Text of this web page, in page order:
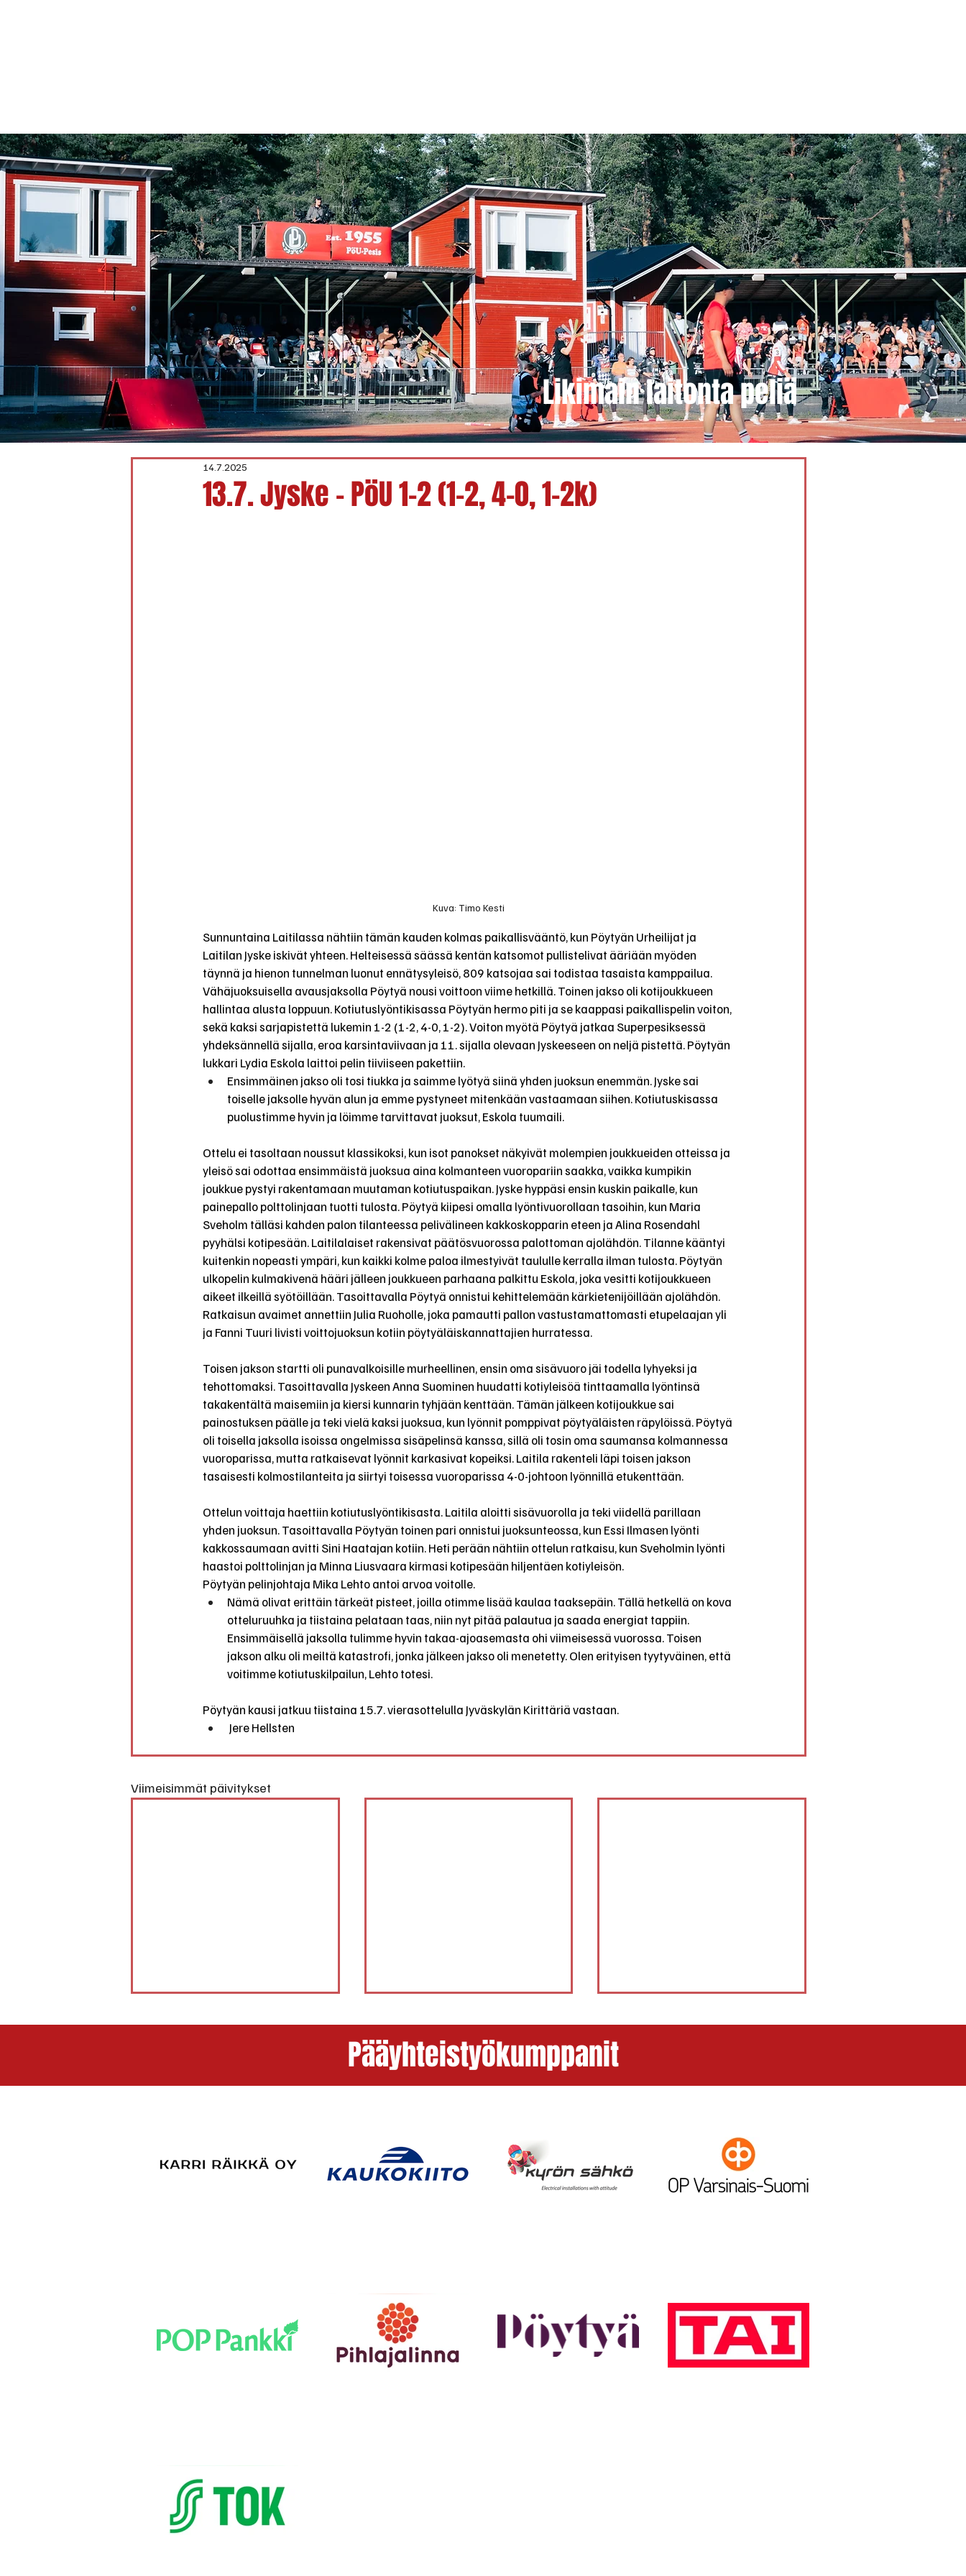
13.7. Jyske - PöU 1-2 (1-2, 4-0, 1-2k)
14.7.2025
Kuva: Timo Kesti
Sunnuntaina Laitilassa nähtiin tämän kauden kolmas paikallisvääntö, kun Pöytyän Urheilijat ja
Laitilan Jyske iskivät yhteen. Helteisessä säässä kentän katsomot pullistelivat ääriään myöden
täynnä ja hienon tunnelman luonut ennätysyleisö, 809 katsojaa sai todistaa tasaista kamppailua.
Vähäjuoksuisella avausjaksolla Pöytyä nousi voittoon viime hetkillä. Toinen jakso oli kotijoukkueen
hallintaa alusta loppuun. Kotiutuslyöntikisassa Pöytyän hermo piti ja se kaappasi paikallispelin voiton,
sekä kaksi sarjapistettä lukemin 1-2 (1-2, 4-0, 1-2). Voiton myötä Pöytyä jatkaa Superpesiksessä
yhdeksännellä sijalla, eroa karsintaviivaan ja 11. sijalla olevaan Jyskeeseen on neljä pistettä. Pöytyän
lukkari Lydia Eskola laittoi pelin tiiviiseen pakettiin.
Ensimmäinen jakso oli tosi tiukka ja saimme lyötyä siinä yhden juoksun enemmän. Jyske sai
toiselle jaksolle hyvän alun ja emme pystyneet mitenkään vastaamaan siihen. Kotiutuskisassa
puolustimme hyvin ja löimme tarvittavat juoksut, Eskola tuumaili.
Ottelu ei tasoltaan noussut klassikoksi, kun isot panokset näkyivät molempien joukkueiden otteissa ja
yleisö sai odottaa ensimmäistä juoksua aina kolmanteen vuoropariin saakka, vaikka kumpikin
joukkue pystyi rakentamaan muutaman kotiutuspaikan. Jyske hyppäsi ensin kuskin paikalle, kun
painepallo polttolinjaan tuotti tulosta. Pöytyä kiipesi omalla lyöntivuorollaan tasoihin, kun Maria
Sveholm tälläsi kahden palon tilanteessa pelivälineen kakkoskopparin eteen ja Alina Rosendahl
pyyhälsi kotipesään. Laitilalaiset rakensivat päätösvuorossa palottoman ajolähdön. Tilanne kääntyi
kuitenkin nopeasti ympäri, kun kaikki kolme paloa ilmestyivät taululle kerralla ilman tulosta. Pöytyän
ulkopelin kulmakivenä hääri jälleen joukkueen parhaana palkittu Eskola, joka vesitti kotijoukkueen
aikeet ilkeillä syötöillään. Tasoittavalla Pöytyä onnistui kehittelemään kärkietenijöillään ajolähdön.
Ratkaisun avaimet annettiin Julia Ruoholle, joka pamautti pallon vastustamattomasti etupelaajan yli
ja Fanni Tuuri livisti voittojuoksun kotiin pöytyäläiskannattajien hurratessa.
Toisen jakson startti oli punavalkoisille murheellinen, ensin oma sisävuoro jäi todella lyhyeksi ja
tehottomaksi. Tasoittavalla Jyskeen Anna Suominen huudatti kotiyleisöä tinttaamalla lyöntinsä
takakentältä maisemiin ja kiersi kunnarin tyhjään kenttään. Tämän jälkeen kotijoukkue sai
painostuksen päälle ja teki vielä kaksi juoksua, kun lyönnit pomppivat pöytyäläisten räpylöissä. Pöytyä
oli toisella jaksolla isoissa ongelmissa sisäpelinsä kanssa, sillä oli tosin oma saumansa kolmannessa
vuoroparissa, mutta ratkaisevat lyönnit karkasivat kopeiksi. Laitila rakenteli läpi toisen jakson
tasaisesti kolmostilanteita ja siirtyi toisessa vuoroparissa 4-0-johtoon lyönnillä etukenttään.
Ottelun voittaja haettiin kotiutuslyöntikisasta. Laitila aloitti sisävuorolla ja teki viidellä parillaan
yhden juoksun. Tasoittavalla Pöytyän toinen pari onnistui juoksunteossa, kun Essi Ilmasen lyönti
kakkossaumaan avitti Sini Haatajan kotiin. Heti perään nähtiin ottelun ratkaisu, kun Sveholmin lyönti
haastoi polttolinjan ja Minna Liusvaara kirmasi kotipesään hiljentäen kotiyleisön.
Pöytyän pelinjohtaja Mika Lehto antoi arvoa voitolle.
Nämä olivat erittäin tärkeät pisteet, joilla otimme lisää kaulaa taaksepäin. Tällä hetkellä on kova
otteluruuhka ja tiistaina pelataan taas, niin nyt pitää palautua ja saada energiat tappiin.
Ensimmäisellä jaksolla tulimme hyvin takaa-ajoasemasta ohi viimeisessä vuorossa. Toisen
jakson alku oli meiltä katastrofi, jonka jälkeen jakso oli menetetty. Olen erityisen tyytyväinen, että
voitimme kotiutuskilpailun, Lehto totesi.
Pöytyän kausi jatkuu tiistaina 15.7. vierasottelulla Jyväskylän Kirittäriä vastaan.
Jere Hellsten
Viimeisimmät päivitykset
1k)
Likimain laitonta peliä
Pääyhteistyökumppanit